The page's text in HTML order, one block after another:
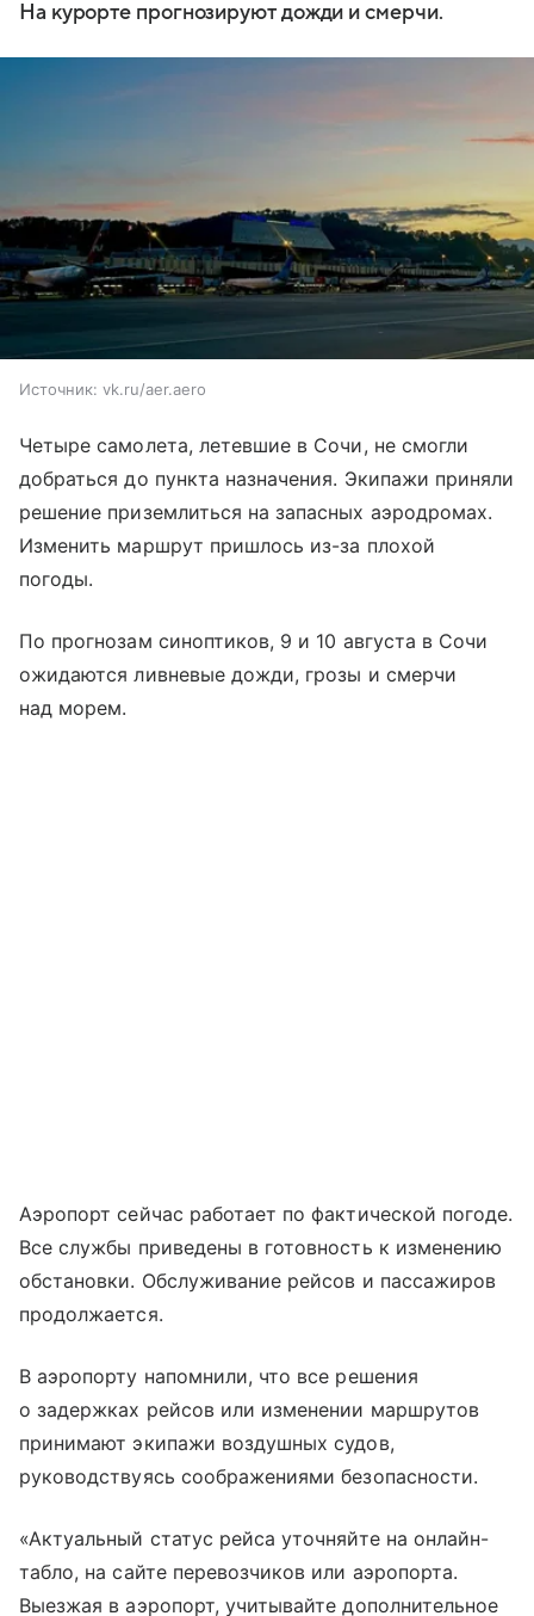
На курорте прогнозируют дожди и смерчи.
Источник: vk.ru/aer.aero
Четыре самолета, летевшие в Сочи, не смогли
добраться до пункта назначения. Экипажи приняли
решение приземлиться на запасных аэродромах.
Изменить маршрут пришлось из-за плохой
погоды.
По прогнозам синоптиков, 9 и 10 августа в Сочи
ожидаются ливневые дожди, грозы и смерчи
над морем.
Аэропорт сейчас работает по фактической погоде.
Все службы приведены в готовность к изменению
обстановки. Обслуживание рейсов и пассажиров
продолжается.
В аэропорту напомнили, что все решения
о задержках рейсов или изменении маршрутов
принимают экипажи воздушных судов,
руководствуясь соображениями безопасности.
«Актуальный статус рейса уточняйте на онлайн-
табло, на сайте перевозчиков или аэропорта.
Выезжая в аэропорт, учитывайте дополнительное